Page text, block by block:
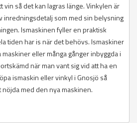
vin så det kan lagras länge. Vinkylen är
inredningsdetalj som med sin belysning
Ismaskinen fyller en praktisk
tiden har is när det behövs. Ismaskiner
eller många gånger inbyggda i
när man vant sig vid att ha en
ismaskin eller vinkyl i Gnosjö så
med den nya maskinen.